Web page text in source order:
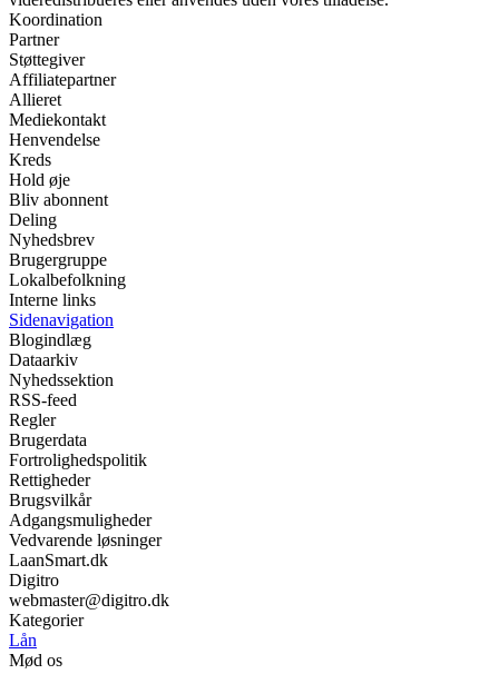
Koordination
Partner
Støttegiver
Affiliatepartner
Allieret
Mediekontakt
Henvendelse
Kreds
Hold øje
Bliv abonnent
Deling
Nyhedsbrev
Brugergruppe
Lokalbefolkning
Interne links
Sidenavigation
Blogindlæg
Dataarkiv
Nyhedssektion
RSS-feed
Regler
Brugerdata
Fortrolighedspolitik
Rettigheder
Brugsvilkår
Adgangsmuligheder
Vedvarende løsninger
LaanSmart.dk
Digitro
webmaster@digitro.dk
Kategorier
Lån
Mød os